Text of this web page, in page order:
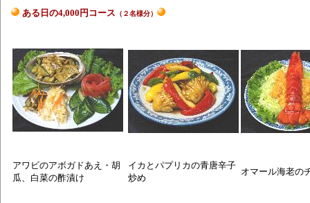
ある日の4,000 円コース （２名様分）
アワビのアボガドあえ・胡
瓜、白菜の酢漬け
イカとパプリカの青唐辛子
炒め
オマール海老の